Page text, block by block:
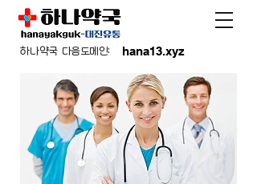
hana13.xyz
하나약국 다음도메인: